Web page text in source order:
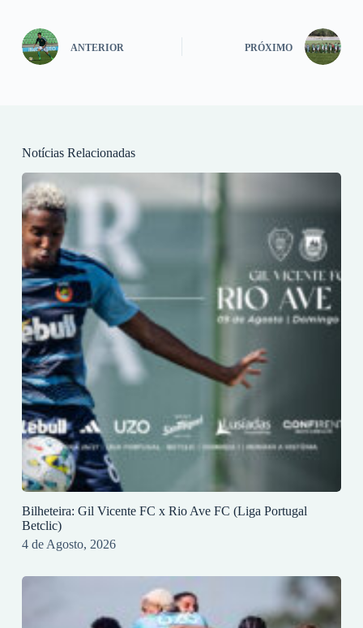
ANTERIOR PRÓXIMO
Notícias Relacionadas
Bilheteira: Gil Vicente FC x Rio Ave FC (Liga Portugal
Betclic)
4 de Agosto, 2026